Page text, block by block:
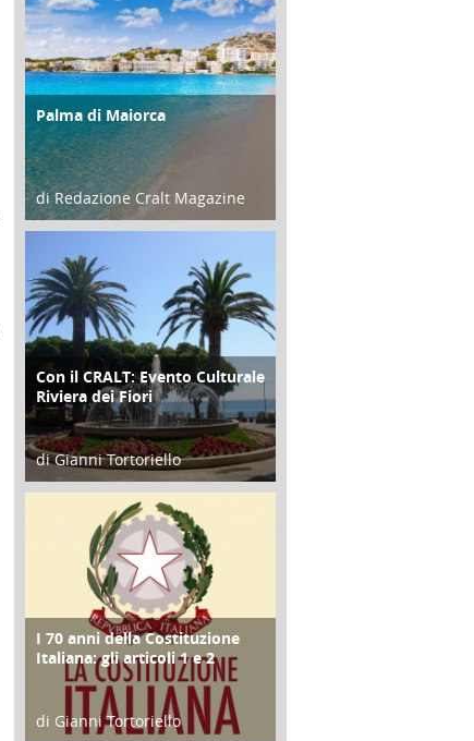
ATTIVITÀ
Palma di Maiorca
di Redazione Cralt Magazine
25 Giugno 2016
ATTIVITÀ
Con il CRALT: Evento Culturale
Riviera dei Fiori
di Gianni Tortoriello
16 Febbraio 2018
FOCUS
I 70 anni della Costituzione
Italiana: gli articoli 1 e 2
di Gianni Tortoriello